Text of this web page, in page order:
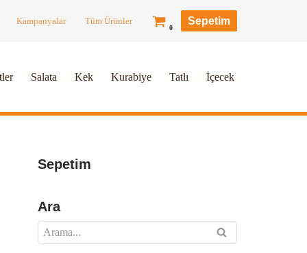
Kampanyalar Tüm Ürünler
0
Sepetim
Salata Kek Kurabiye Tatlı İçecek
Sepetim
Ara